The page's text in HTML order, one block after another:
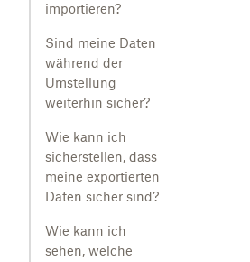
importieren?
Sind meine Daten
während der
Umstellung
weiterhin sicher?
Wie kann ich
sicherstellen, dass
meine exportierten
Daten sicher sind?
Wie kann ich
sehen, welche